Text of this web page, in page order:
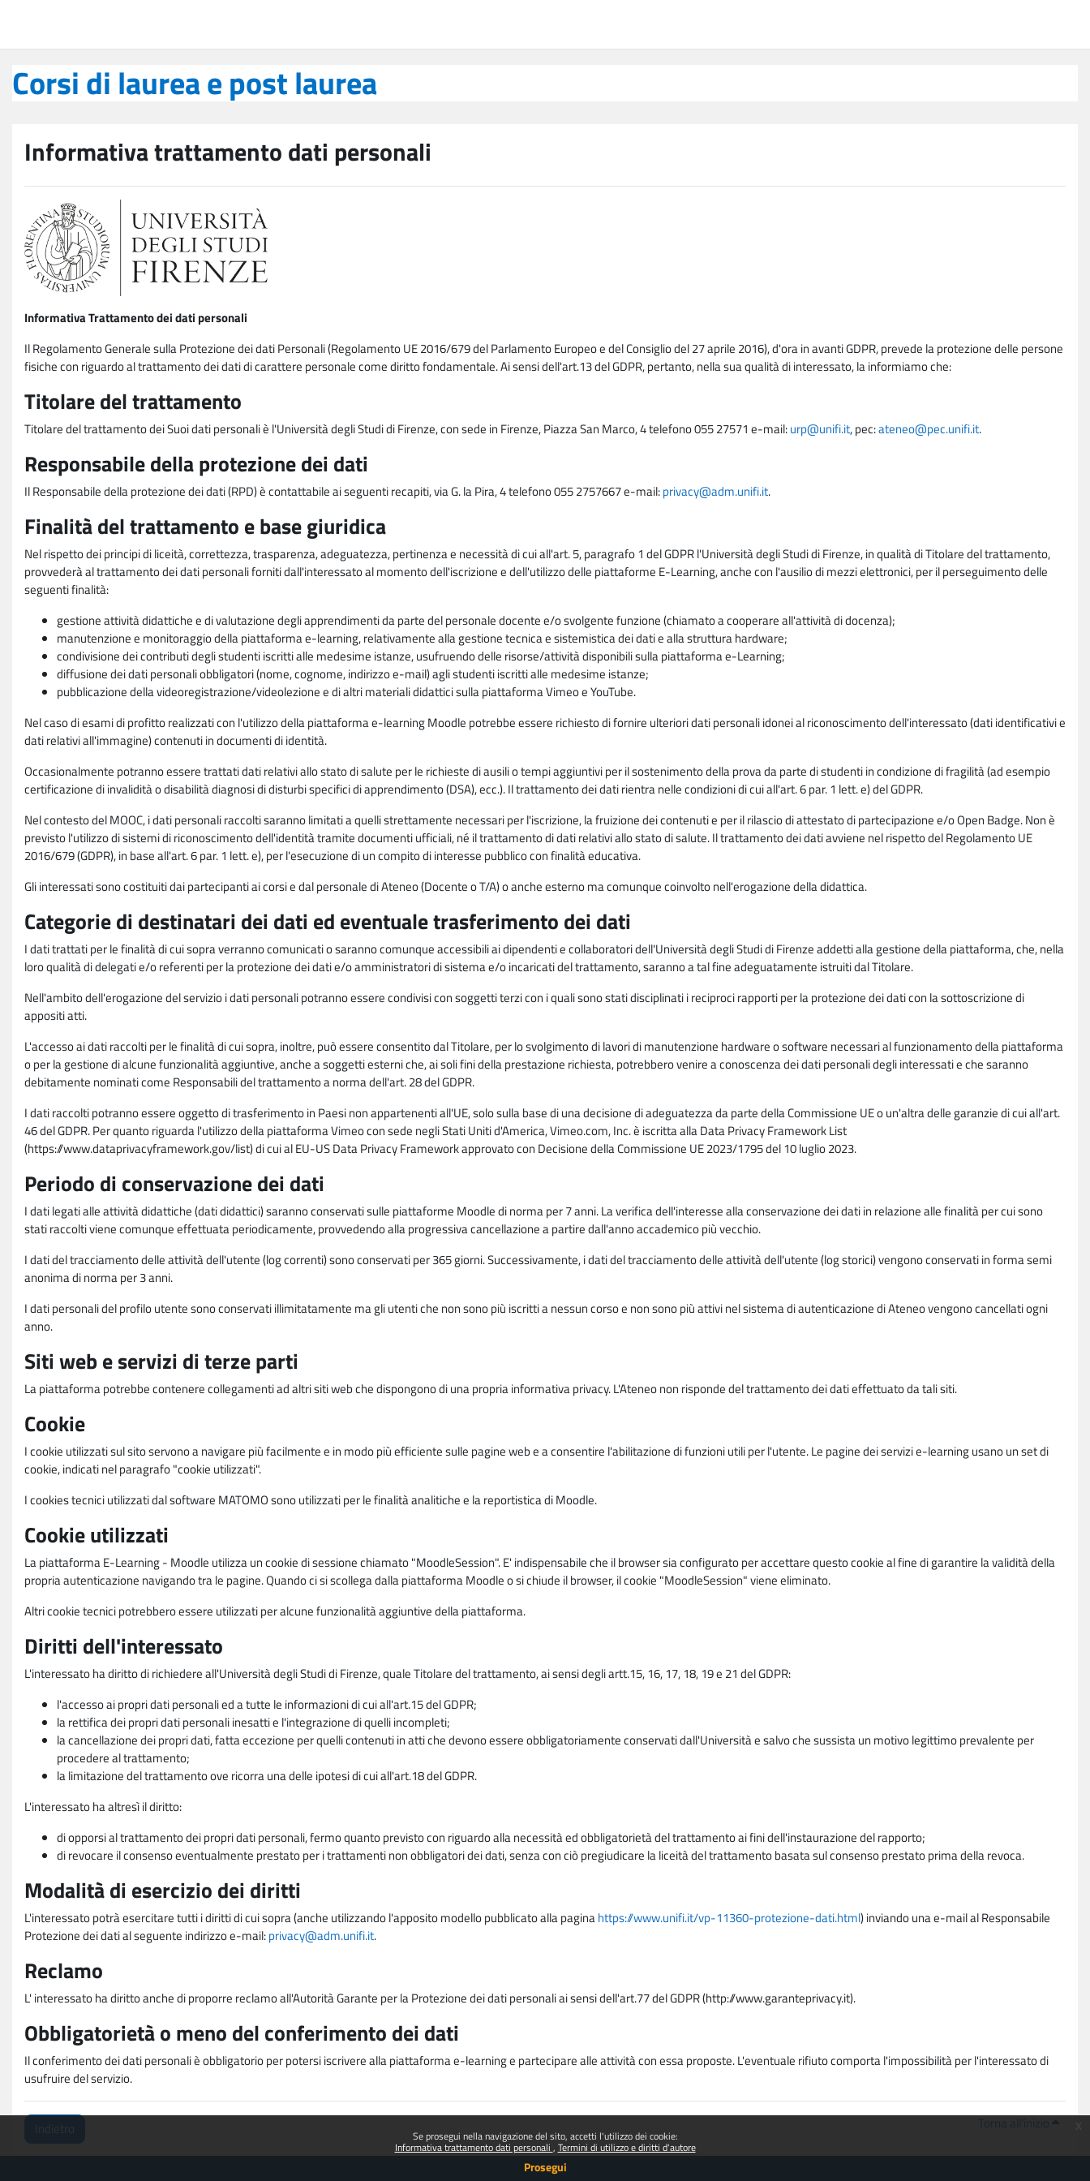
Se prosegui nella navigazione del sito, accetti l'utilizzo dei cookie:
Informativa trattamento dati personali Termini di utilizzo e diritti d'autore
Prosegui
Corsi di laurea e post laurea
Informativa trattamento dati personali
Informativa Trattamento dei dati personali
Il Regolamento Generale sulla Protezione dei dati Personali (Regolamento UE 2016/679 del Parlamento Europeo e del Consiglio del 27 aprile 2016), d'ora in avanti GDPR, prevede la protezione delle persone
fisiche con riguardo al trattamento dei dati di carattere personale come diritto fondamentale. Ai sensi dell'art.13 del GDPR, pertanto, nella sua qualità di interessato, la informiamo che:
Titolare del trattamento
Titolare del trattamento dei Suoi dati personali è l'Università degli Studi di Firenze, con sede in Firenze, Piazza San Marco, 4 telefono 055 27571 e-mail:urp@unifi.it, pec:ateneo@pec.unifi.it.
Responsabile della protezione dei dati
Il Responsabile della protezione dei dati (RPD) è contattabile ai seguenti recapiti, via G. la Pira, 4 telefono 055 2757667 e-mail:privacy@adm.unifi.it.
Finalità del trattamento e base giuridica
Nel rispetto dei principi di liceità, correttezza, trasparenza, adeguatezza, pertinenza e necessità di cui all'art. 5, paragrafo 1 del GDPR l'Università degli Studi di Firenze, in qualità di Titolare del trattamento,
provvederà al trattamento dei dati personali forniti dall'interessato al momento dell'iscrizione e dell'utilizzo delle piattaforme E-Learning, anche con l'ausilio di mezzi elettronici, per il perseguimento delle
seguenti finalità:
gestione attività didattiche e di valutazione degli apprendimenti da parte del personale docente e/o svolgente funzione (chiamato a cooperare all'attività di docenza);
manutenzione e monitoraggio della piattaforma e-learning, relativamente alla gestione tecnica e sistemistica dei dati e alla struttura hardware;
condivisione dei contributi degli studenti iscritti alle medesime istanze, usufruendo delle risorse/attività disponibili sulla piattaforma e-Learning;
diffusione dei dati personali obbligatori (nome, cognome, indirizzo e-mail) agli studenti iscritti alle medesime istanze;
pubblicazione della videoregistrazione/videolezione e di altri materiali didattici sulla piattaforma Vimeo e YouTube.
Nel caso di esami di profitto realizzati con l'utilizzo della piattaforma e-learning Moodle potrebbe essere richiesto di fornire ulteriori dati personali idonei al riconoscimento dell'interessato (dati identificativi e
dati relativi all'immagine) contenuti in documenti di identità.
Occasionalmente potranno essere trattati dati relativi allo stato di salute per le richieste di ausili o tempi aggiuntivi per il sostenimento della prova da parte di studenti in condizione di fragilità (ad esempio
certificazione di invalidità o disabilità diagnosi di disturbi specifici di apprendimento (DSA), ecc.). Il trattamento dei dati rientra nelle condizioni di cui all'art. 6 par. 1 lett. e) del GDPR.
Nel contesto del MOOC, i dati personali raccolti saranno limitati a quelli strettamente necessari per l'iscrizione, la fruizione dei contenuti e per il rilascio di attestato di partecipazione e/o Open Badge. Non è
previsto l'utilizzo di sistemi di riconoscimento dell'identità tramite documenti ufficiali, né il trattamento di dati relativi allo stato di salute. Il trattamento dei dati avviene nel rispetto del Regolamento UE
2016/679 (GDPR), in base all'art. 6 par. 1 lett. e), per l'esecuzione di un compito di interesse pubblico con finalità educativa.
Gli interessati sono costituiti dai partecipanti ai corsi e dal personale di Ateneo (Docente o T/A) o anche esterno ma comunque coinvolto nell'erogazione della didattica.
Categorie di destinatari dei dati ed eventuale trasferimento dei dati
I dati trattati per le finalità di cui sopra verranno comunicati o saranno comunque accessibili ai dipendenti e collaboratori dell'Università degli Studi di Firenze addetti alla gestione della piattaforma, che, nella
loro qualità di delegati e/o referenti per la protezione dei dati e/o amministratori di sistema e/o incaricati del trattamento, saranno a tal fine adeguatamente istruiti dal Titolare.
Nell'ambito dell'erogazione del servizio i dati personali potranno essere condivisi con soggetti terzi con i quali sono stati disciplinati i reciproci rapporti per la protezione dei dati con la sottoscrizione di
appositi atti.
L'accesso ai dati raccolti per le finalità di cui sopra, inoltre, può essere consentito dal Titolare, per lo svolgimento di lavori di manutenzione hardware o software necessari al funzionamento della piattaforma
o per la gestione di alcune funzionalità aggiuntive, anche a soggetti esterni che, ai soli fini della prestazione richiesta, potrebbero venire a conoscenza dei dati personali degli interessati e che saranno
debitamente nominati come Responsabili del trattamento a norma dell'art. 28 del GDPR.
I dati raccolti potranno essere oggetto di trasferimento in Paesi non appartenenti all'UE, solo sulla base di una decisione di adeguatezza da parte della Commissione UE o un'altra delle garanzie di cui all'art.
46 del GDPR. Per quanto riguarda l'utilizzo della piattaforma Vimeo con sede negli Stati Uniti d'America, Vimeo.com, Inc. è iscritta alla Data Privacy Framework List
(https://www.dataprivacyframework.gov/list) di cui al EU-US Data Privacy Framework approvato con Decisione della Commissione UE 2023/1795 del 10 luglio 2023.
Periodo di conservazione dei dati
I dati legati alle attività didattiche (dati didattici) saranno conservati sulle piattaforme Moodle di norma per 7 anni. La verifica dell'interesse alla conservazione dei dati in relazione alle finalità per cui sono
stati raccolti viene comunque effettuata periodicamente, provvedendo alla progressiva cancellazione a partire dall'anno accademico più vecchio.
I dati del tracciamento delle attività dell'utente (log correnti) sono conservati per 365 giorni. Successivamente, i dati del tracciamento delle attività dell'utente (log storici) vengono conservati in forma semi
anonima di norma per 3 anni.
I dati personali del profilo utente sono conservati illimitatamente ma gli utenti che non sono più iscritti a nessun corso e non sono più attivi nel sistema di autenticazione di Ateneo vengono cancellati ogni
anno.
Siti web e servizi di terze parti
La piattaforma potrebbe contenere collegamenti ad altri siti web che dispongono di una propria informativa privacy. L'Ateneo non risponde del trattamento dei dati effettuato da tali siti.
Cookie
I cookie utilizzati sul sito servono a navigare più facilmente e in modo più efficiente sulle pagine web e a consentire l'abilitazione di funzioni utili per l'utente. Le pagine dei servizi e-learning usano un set di
cookie, indicati nel paragrafo "cookie utilizzati".
I cookies tecnici utilizzati dal software MATOMO sono utilizzati per le finalità analitiche e la reportistica di Moodle.
Cookie utilizzati
La piattaforma E-Learning - Moodle utilizza un cookie di sessione chiamato "MoodleSession". E' indispensabile che il browser sia configurato per accettare questo cookie al fine di garantire la validità della
propria autenticazione navigando tra le pagine. Quando ci si scollega dalla piattaforma Moodle o si chiude il browser, il cookie "MoodleSession" viene eliminato.
Altri cookie tecnici potrebbero essere utilizzati per alcune funzionalità aggiuntive della piattaforma.
Diritti dell'interessato
L'interessato ha diritto di richiedere all'Università degli Studi di Firenze, quale Titolare del trattamento, ai sensi degli artt.15, 16, 17, 18, 19 e 21 del GDPR:
l'accesso ai propri dati personali ed a tutte le informazioni di cui all'art.15 del GDPR;
la rettifica dei propri dati personali inesatti e l'integrazione di quelli incompleti;
la cancellazione dei propri dati, fatta eccezione per quelli contenuti in atti che devono essere obbligatoriamente conservati dall'Università e salvo che sussista un motivo legittimo prevalente per
procedere al trattamento;
la limitazione del trattamento ove ricorra una delle ipotesi di cui all'art.18 del GDPR.
L'interessato ha altresì il diritto:
di opporsi al trattamento dei propri dati personali, fermo quanto previsto con riguardo alla necessità ed obbligatorietà del trattamento ai fini dell'instaurazione del rapporto;
di revocare il consenso eventualmente prestato per i trattamenti non obbligatori dei dati, senza con ciò pregiudicare la liceità del trattamento basata sul consenso prestato prima della revoca.
Modalità di esercizio dei diritti
L'interessato potrà esercitare tutti i diritti di cui sopra (anche utilizzando l'apposito modello pubblicato alla paginahttps://www.unifi.it/vp-11360-protezione-dati.html) inviando una e-mail al Responsabile
Protezione dei dati al seguente indirizzo e-mail:privacy@adm.unifi.it.
Reclamo
L' interessato ha diritto anche di proporre reclamo all'Autorità Garante per la Protezione dei dati personali ai sensi dell'art.77 del GDPR (http://www.garanteprivacy.it).
Obbligatorietà o meno del conferimento dei dati
Il conferimento dei dati personali è obbligatorio per potersi iscrivere alla piattaforma e-learning e partecipare alle attività con essa proposte. L'eventuale rifiuto comporta l'impossibilità per l'interessato di
usufruire del servizio.
Indietro Torna all'inizio